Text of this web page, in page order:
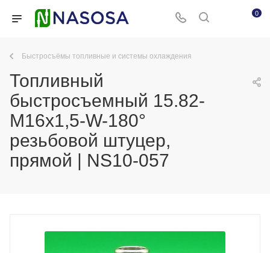
0
Быстросъёмы топливные и системы охлаждения
Топливный
быстросъемный 15.82-
M16х1,5-W-180°
резьбовой штуцер,
прямой | NS10-057